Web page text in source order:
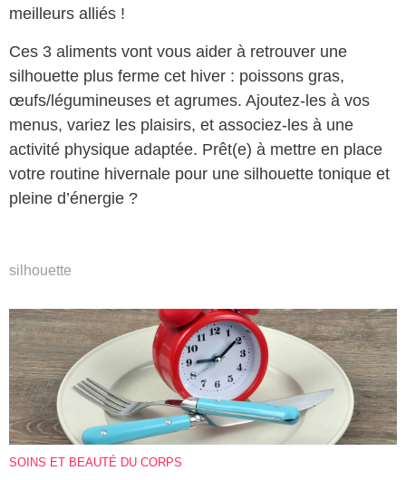
meilleurs alliés !
Ces 3 aliments vont vous aider à retrouver une
silhouette plus ferme cet hiver : poissons gras,
œufs/légumineuses et agrumes. Ajoutez-les à vos
menus, variez les plaisirs, et associez-les à une
activité physique adaptée. Prêt(e) à mettre en place
votre routine hivernale pour une silhouette tonique et
pleine d’énergie ?
silhouette
SOINS ET BEAUTÉ DU CORPS